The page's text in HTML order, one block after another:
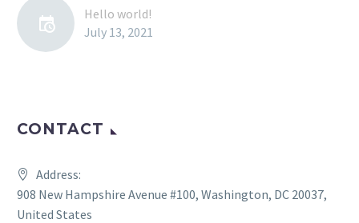
Hello world!
July 13, 2021
CONTACT
Address:
908 New Hampshire Avenue #100, Washington, DC 20037,
United States